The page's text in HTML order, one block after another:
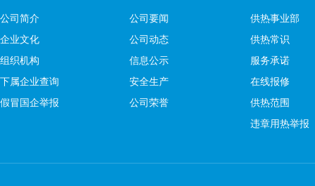
公司简介
企业文化
组织机构
下属企业查询
假冒国企举报
公司要闻
公司动态
信息公示
安全生产
公司荣誉
供热事业部
供热常识
服务承诺
在线报修
供热范围
违章用热举报